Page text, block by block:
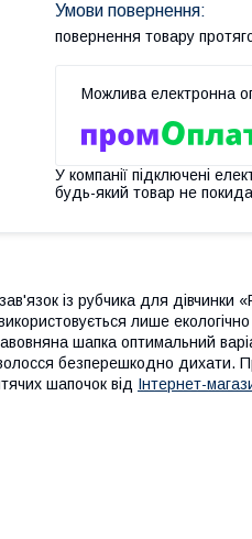
повернення товару
У компанії підключені
будь-який товар не
із рубчика для дівчинки
лише
шапка оптимальний
безперешкодно дихати.
шапочок від Інтернет-